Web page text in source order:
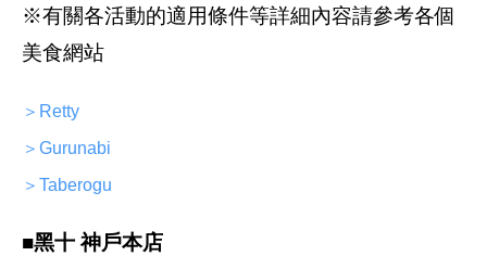
※有關各活動的適用條件等詳細內容請參考各個
美食網站
＞Retty
＞Gurunabi
＞Taberogu
■黑十 神戶本店